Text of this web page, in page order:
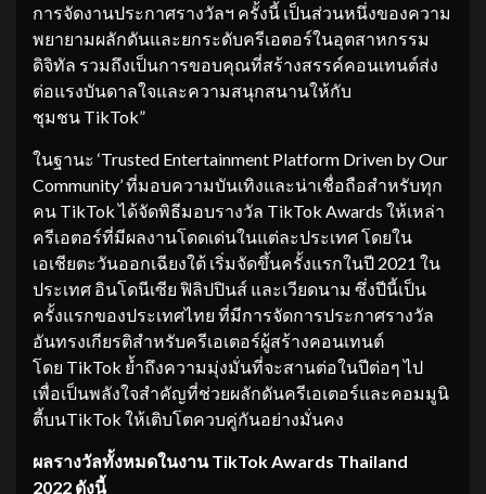
การจัดงานประกาศรางวัลฯ ครั้งนี้ เป็นส่วนหนึ่งของความ
พยายามผลักดันและยกระดับครีเอตอร์ในอุตสาหกรรม
ดิจิทัล รวมถึงเป็นการขอบคุณที่สร้างสรรค์คอนเทนต์ส่ง
ต่อแรงบันดาลใจและความสนุกสนานให้กับ
ชุมชน TikTok”
ในฐานะ ‘Trusted Entertainment Platform Driven by Our
Community’ ที่มอบความบันเทิงและน่าเชื่อถือสำหรับทุก
คน TikTok ได้จัดพิธีมอบรางวัล TikTok Awards ให้เหล่า
ครีเอตอร์ที่มีผลงานโดดเด่นในแต่ละประเทศ โดยใน
เอเชียตะวันออกเฉียงใต้ เริ่มจัดขึ้นครั้งแรกในปี 2021 ใน
ประเทศ อินโดนีเซีย ฟิลิปปินส์ และเวียดนาม ซึ่งปีนี้เป็น
ครั้งแรกของประเทศไทย ที่มีการจัดการประกาศรางวัล
อันทรงเกียรติสำหรับครีเอเตอร์ผู้สร้างคอนเทนต์
โดย TikTok ย้ำถึงความมุ่งมั่นที่จะสานต่อในปีต่อๆ ไป
เพื่อเป็นพลังใจสำคัญที่ช่วยผลักดันครีเอเตอร์และคอมมูนิ
ตี้บนTikTok ให้เติบโตควบคู่กันอย่างมั่นคง
ผลรางวัลทั้งหมดในงานTikTok Awards Thailand
2022 ดังนี้